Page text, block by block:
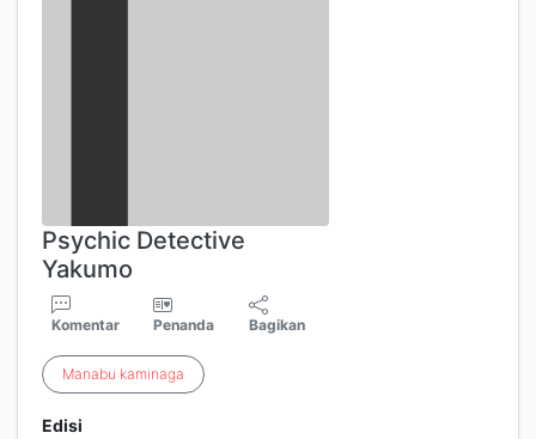
Psychic Detective
Yakumo
Komentar Penanda Bagikan
Manabu kaminaga
Edisi